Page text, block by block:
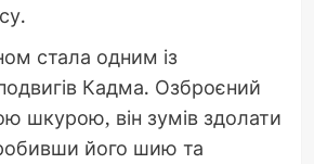
стала одним із
Кадма. Озброєний
шкурою, він зумів здолати
його шию та